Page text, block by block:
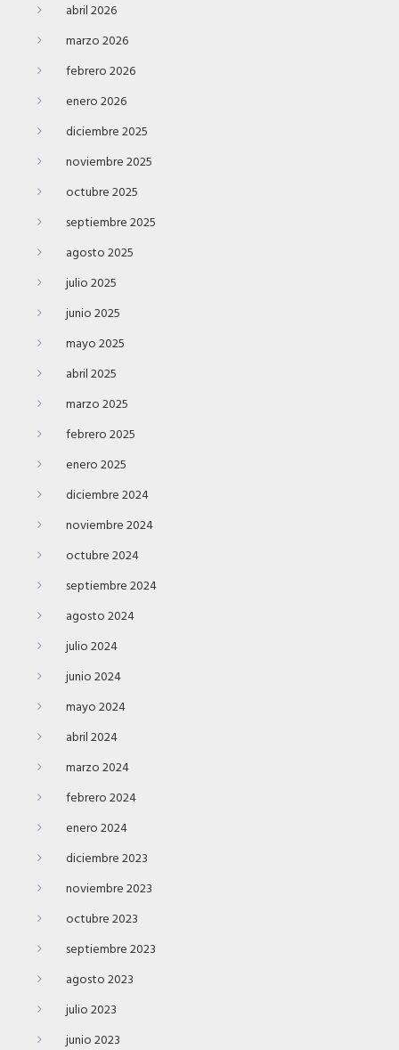
abril 2026
marzo 2026
febrero 2026
enero 2026
diciembre 2025
noviembre 2025
octubre 2025
septiembre 2025
agosto 2025
julio 2025
junio 2025
mayo 2025
abril 2025
marzo 2025
febrero 2025
enero 2025
diciembre 2024
noviembre 2024
octubre 2024
septiembre 2024
agosto 2024
julio 2024
junio 2024
mayo 2024
abril 2024
marzo 2024
febrero 2024
enero 2024
diciembre 2023
noviembre 2023
octubre 2023
septiembre 2023
agosto 2023
julio 2023
junio 2023